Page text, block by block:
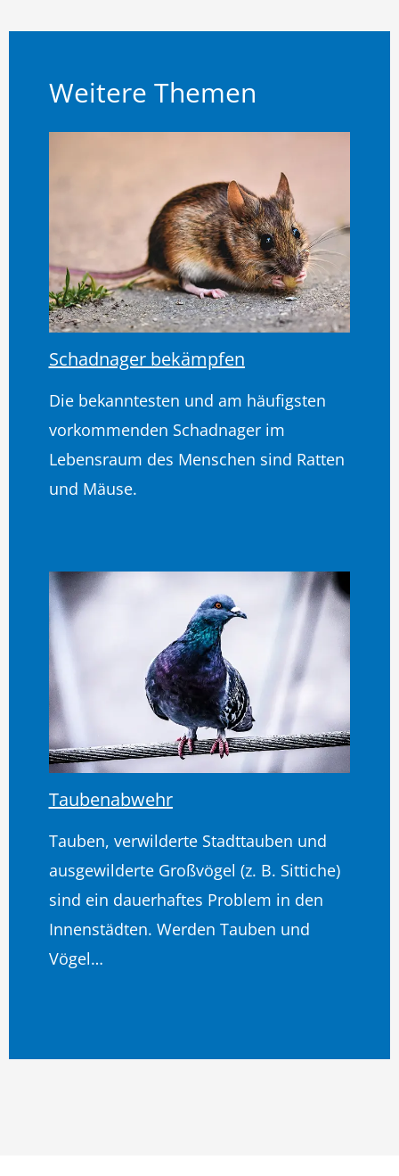
Weitere Themen
Schadnager bekämpfen
Die bekanntesten und am häufigsten
vorkommenden Schadnager im
Lebensraum des Menschen sind Ratten
und Mäuse.
Taubenabwehr
Tauben, verwilderte Stadttauben und
ausgewilderte Großvögel (z. B. Sittiche)
sind ein dauerhaftes Problem in den
Innenstädten. Werden Tauben und
Vögel…